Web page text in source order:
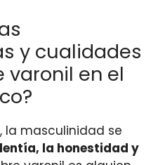
y cualidades
varonil en el
la masculinidad se
la honestidad y